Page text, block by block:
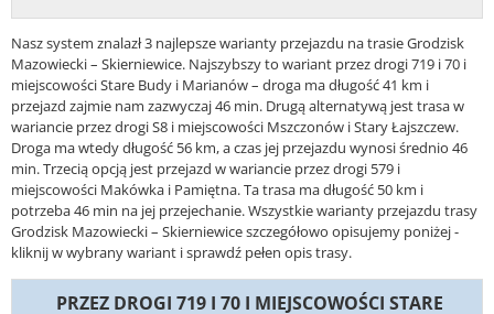
Nasz system znalazł 3 najlepsze warianty przejazdu na trasie Grodzisk
Mazowiecki – Skierniewice. Najszybszy to wariant przez drogi 719 i 70 i
miejscowości Stare Budy i Marianów – droga ma długość 41 km i
przejazd zajmie nam zazwyczaj 46 min. Drugą alternatywą jest trasa w
wariancie przez drogi S8 i miejscowości Mszczonów i Stary Łajszczew.
Droga ma wtedy długość 56 km, a czas jej przejazdu wynosi średnio 46
min. Trzecią opcją jest przejazd w wariancie przez drogi 579 i
miejscowości Makówka i Pamiętna. Ta trasa ma długość 50 km i
potrzeba 46 min na jej przejechanie. Wszystkie warianty przejazdu trasy
Grodzisk Mazowiecki – Skierniewice szczegółowo opisujemy poniżej -
kliknij w wybrany wariant i sprawdź pełen opis trasy.
PRZEZ DROGI 719 I 70 I MIEJSCOWOŚCI STARE